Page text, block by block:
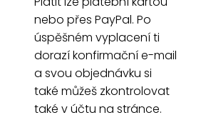
nebo přes PayPal. Po
úspěšném vyplacení ti
dorazí konfirmační e-mail
a svou objednávku si
také můžeš zkontrolovat
také v účtu na stránce.